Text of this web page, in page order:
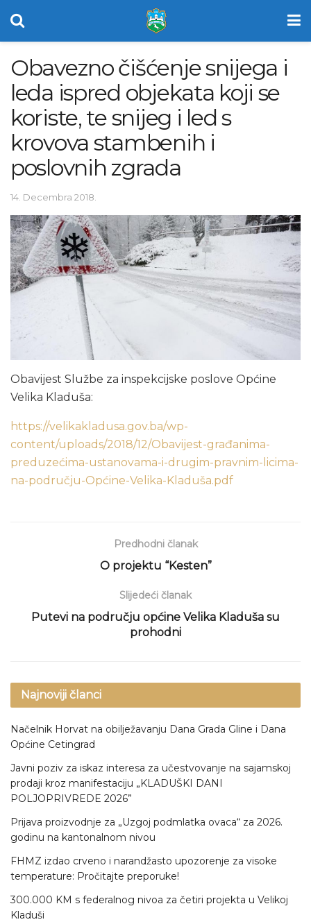
Obavezno čišćenje snijega i
leda ispred objekata koji se
koriste, te snijeg i led s
krovova stambenih i
poslovnih zgrada
14. Decembra 2018.
Obavijest Službe za inspekcijske poslove Općine
Velika Kladuša:
https://velikakladusa.gov.ba/wp-
content/uploads/2018/12/Obavijest-građanima-
preduzećima-ustanovama-i-drugim-pravnim-licima-
na-području-Općine-Velika-Kladuša.pdf
Predhodni članak
O projektu “Kesten”
Slijedeći članak
Putevi na području općine Velika Kladuša su
prohodni
Najnoviji članci
Načelnik Horvat na obilježavanju Dana Grada Gline i Dana
Općine Cetingrad
Javni poziv za iskaz interesa za učestvovanje na sajamskoj
prodaji kroz manifestaciju „KLADUŠKI DANI
POLJOPRIVREDE 2026”
Prijava proizvodnje za „Uzgoj podmlatka ovaca“ za 2026.
godinu na kantonalnom nivou
FHMZ izdao crveno i narandžasto upozorenje za visoke
temperature: Pročitajte preporuke!
300.000 KM s federalnog nivoa za četiri projekta u Velikoj
Kladuši